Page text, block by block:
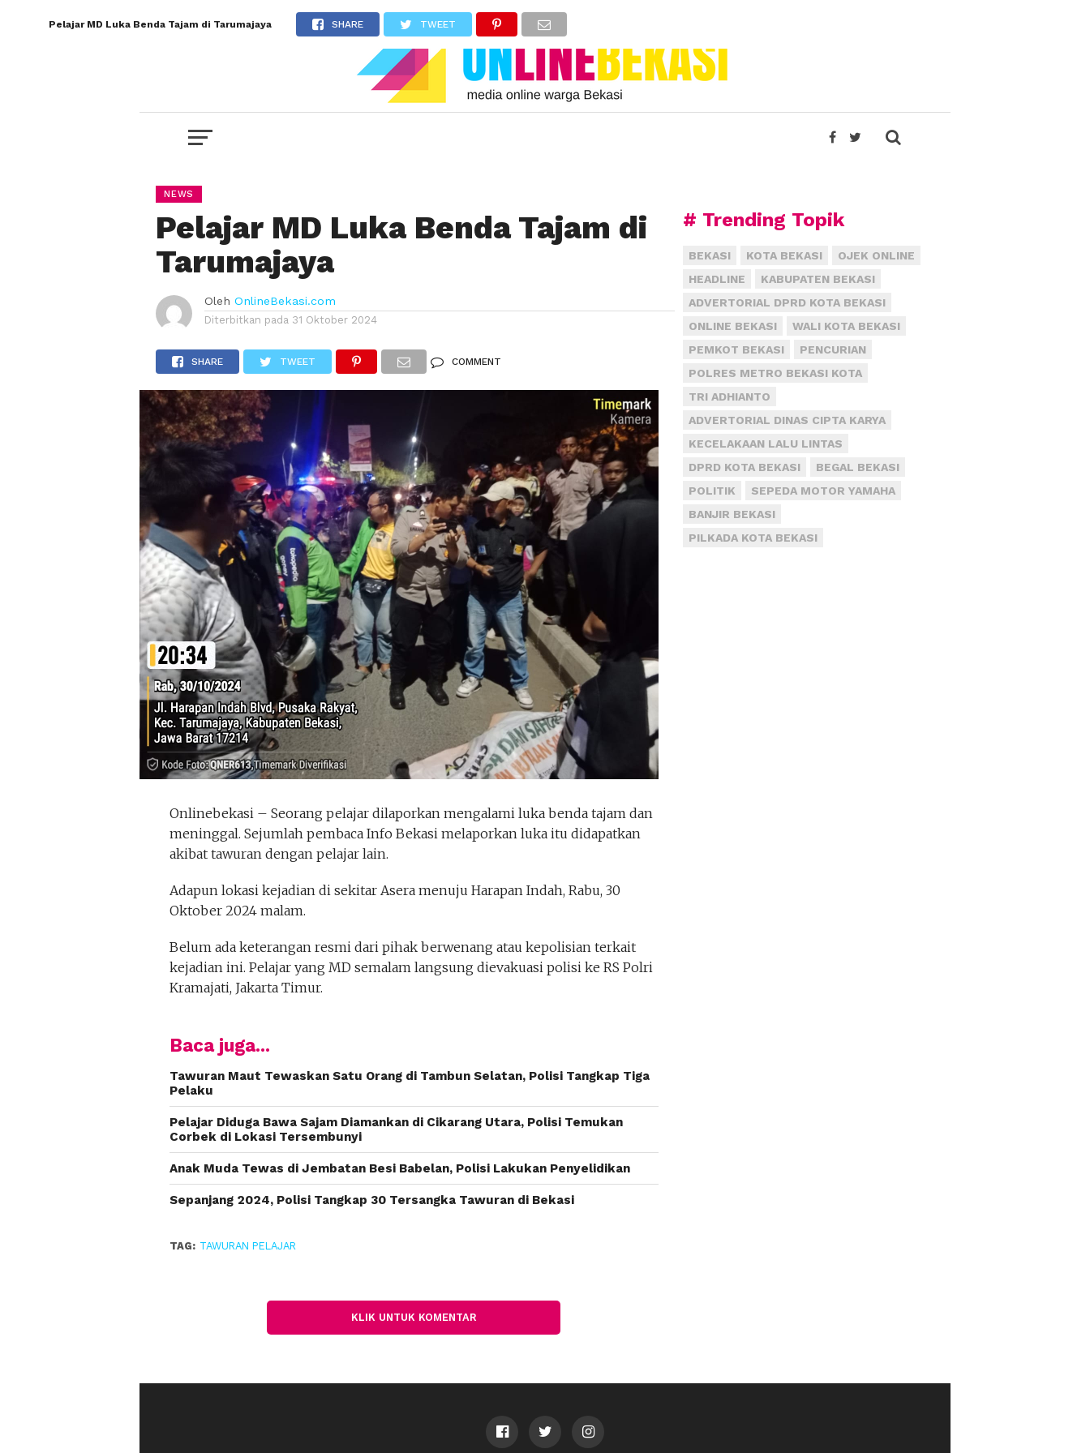
Pelajar MD Luka Benda Tajam di Tarumajaya SHARE TWEET
NEWS
Pelajar MD Luka Benda Tajam di
Tarumajaya
Oleh OnlineBekasi.com
Diterbitkan pada 31 Oktober 2024
SHARE TWEET COMMENT
Onlinebekasi – Seorang pelajar dilaporkan mengalami luka benda tajam dan
meninggal. Sejumlah pembaca Info Bekasi melaporkan luka itu didapatkan
akibat tawuran dengan pelajar lain.
Adapun lokasi kejadian di sekitar Asera menuju Harapan Indah, Rabu, 30
Oktober 2024 malam.
Belum ada keterangan resmi dari pihak berwenang atau kepolisian terkait
kejadian ini. Pelajar yang MD semalam langsung dievakuasi polisi ke RS Polri
Kramajati, Jakarta Timur.
Baca juga...
Tawuran Maut Tewaskan Satu Orang di Tambun Selatan, Polisi Tangkap Tiga
Pelaku
Pelajar Diduga Bawa Sajam Diamankan di Cikarang Utara, Polisi Temukan
Corbek di Lokasi Tersembunyi
Anak Muda Tewas di Jembatan Besi Babelan, Polisi Lakukan Penyelidikan
Sepanjang 2024, Polisi Tangkap 30 Tersangka Tawuran di Bekasi
TAG: TAWURAN PELAJAR
KLIK UNTUK KOMENTAR
# Trending Topik
BEKASI KOTA BEKASI
OJEK ONLINE
HEADLINE
KABUPATEN BEKASI
ADVERTORIAL DPRD KOTA BEKASI
ONLINE BEKASI
WALI KOTA BEKASI
PEMKOT BEKASI
PENCURIAN
POLRES METRO BEKASI KOTA
TRI ADHIANTO
ADVERTORIAL DINAS CIPTA KARYA
KECELAKAAN LALU LINTAS
DPRD KOTA BEKASI
BEGAL BEKASI
POLITIK
SEPEDA MOTOR YAMAHA
BANJIR BEKASI
PILKADA KOTA BEKASI